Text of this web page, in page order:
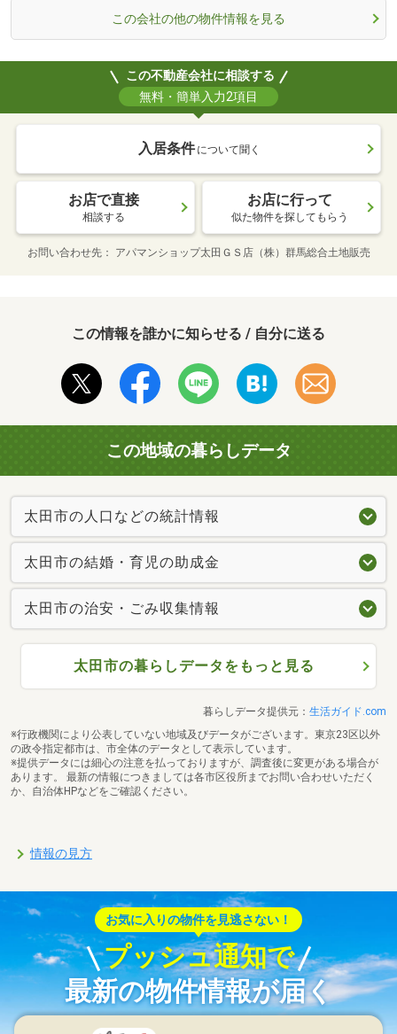
この会社の他の物件情報を見る
この不動産会社に相談する
無料・簡単入力2項目
入居条件 について聞く
お店で直接
相談する
お店に行って
似た物件を探してもらう
お問い合わせ先 アパマンショップ太田ＧＳ店（株）群馬総合土地販売
この情報を誰かに知らせる / 自分に送る
この地域の暮らしデータ
太田市の人口などの統計情報
太田市の結婚・育児の助成金
太田市の治安・ごみ収集情報
太田市の暮らしデータをもっと見る
暮らしデータ提供元： 生活ガイド.com
※行政機関により公表していない地域及びデータがございます。東京23区以外
の政令指定都市は、市全体のデータとして表示しています。
※提供データには細心の注意を払っておりますが、調査後に変更がある場合が
あります。 最新の情報につきましては各市区役所までお問い合わせいただく
か、自治体HPなどをご確認ください。
情報の見方
お気に入りの物件を見逃さない！
プッシュ通知で
最新の物件情報が届く